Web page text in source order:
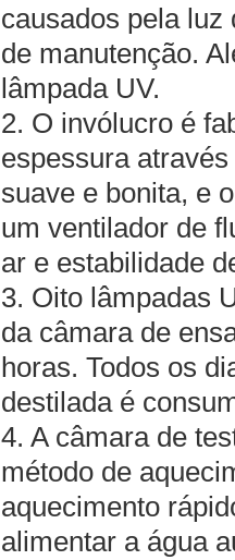
causados pela luz
de manutenção.
lâmpada UV.
2. O invólucro é
espessura
suave e bonita, e
um ventilador de
ar e estabilidade
3. Oito lâmpadas
da câmara de
horas. Todos os
destilada é
4. A câmara de
método de
aquecimento
alimentar a água